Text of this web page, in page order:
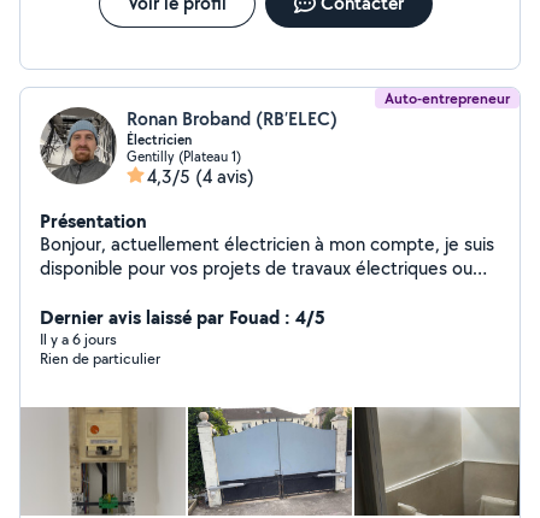
Auto-entrepreneur
Ronan Broband (RB’ELEC)
Électricien
Gentilly (Plateau 1)
4,3/5 (4 avis)
Présentation
Bonjour, actuellement électricien à mon compte, je suis
disponible pour vos projets de travaux électriques ou
Professionnalisme et rigueur sont au cœur de mon
activité, alors n'hésitez pas ce serait un plaisir de pouvoir
vous accompagner dans vos projets respectifs. À
Dernier avis laissé par Fouad : 4/5
Il y a 6 jours
Rien de particulier